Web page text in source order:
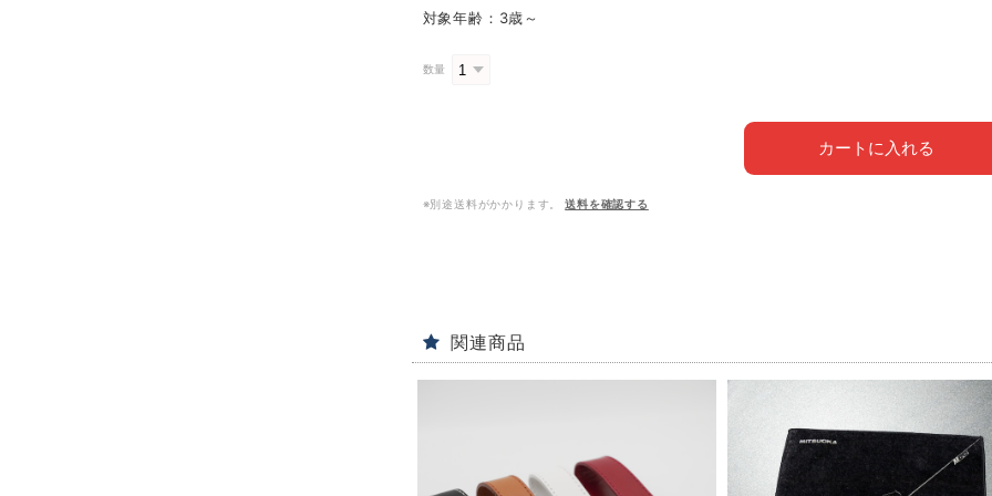
対象年齢：3歳～
数量
カートに入れる
※別途送料がかかります。 送料を確認する
関連商品